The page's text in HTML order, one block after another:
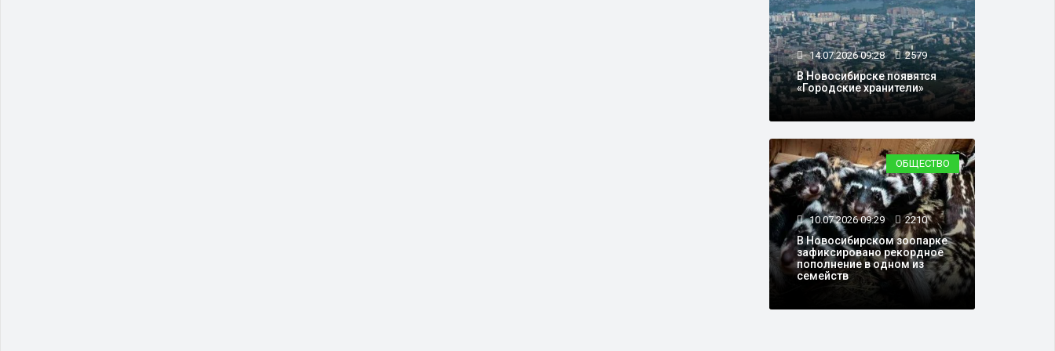
14.07.2026 09:28 2579
В Новосибирске появятся
«Городские хранители»
ОБЩЕСТВО
10.07.2026 09:29 2210
В Новосибирском зоопарке
зафиксировано рекордное
пополнение в одном из
семейств